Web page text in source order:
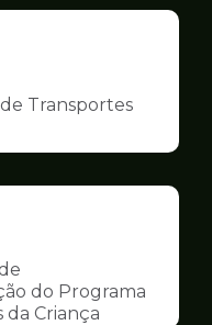
Transportes
do Programa
da Criança